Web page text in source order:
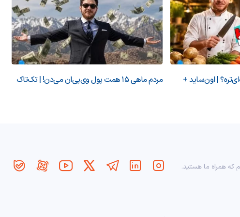
| اون‌ساید +
مردم ماهی ۱۵ همت پول وی‌پی‌ان می‌دن! | تک‌تاک
که همراه ما هستید.